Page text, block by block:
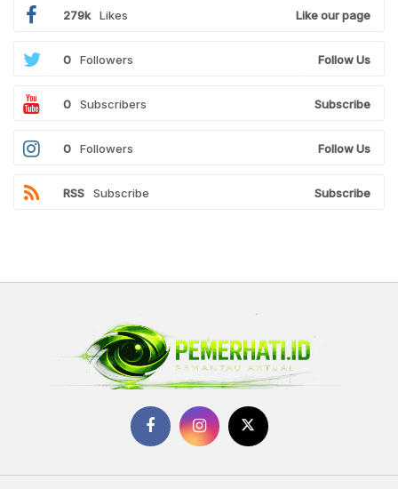
279k Likes Like our page
0 Followers Follow Us
0 Subscribers Subscribe
0 Followers Follow Us
RSS Subscribe Subscribe